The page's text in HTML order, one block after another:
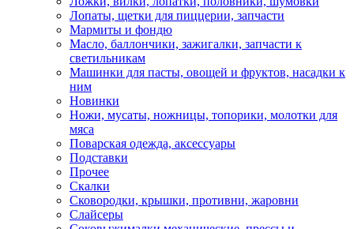
Лопаты, щетки для пиццерии, запчасти
Мармиты и фондю
Масло, баллончики, зажигалки, запчасти к
светильникам
Машинки для пасты, овощей и фруктов, насадки к
ним
Новинки
Ножи, мусаты, ножницы, топорики, молотки для
мяса
Поварская одежда, аксессуары
Подставки
Прочее
Скалки
Сковородки, крышки, противни, жаровни
Слайсеры